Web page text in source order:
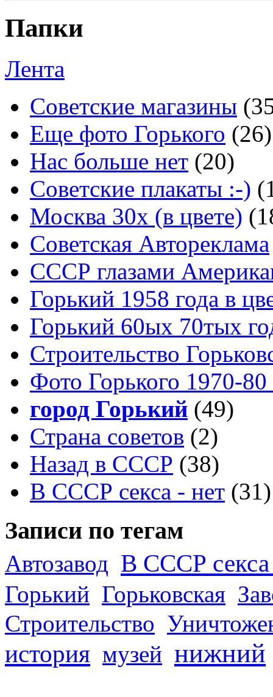
Папки
Лента
Советские магазины
Еще фото Горького (26)
Нас больше нет (20)
Советские плакаты :-)
Москва 30x (в цвете)
Советская Автореклама
СССР глазами
Горький 1958 года в
Горький 60ых 70тых
Строительство
Фото Горького 1970-80
город Горький (49)
Страна советов (2)
Назад в СССР (38)
В СССР секса - нет (31)
Записи по тегам
Автозавод В СССР секса
Горький Горьковская
Строительство
история музей нижний